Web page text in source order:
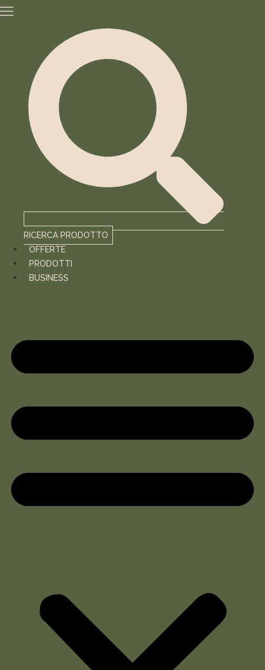
Vai
RICERCA PRODOTTO
OFFERTE
PRODOTTI
BUSINESS